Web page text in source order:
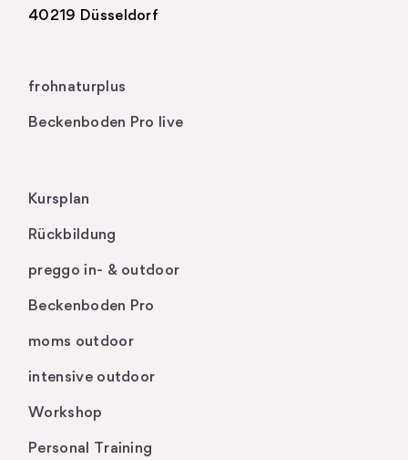
40219 Düsseldorf
frohnaturplus
Beckenboden Pro live
Kursplan
Rückbildung
preggo in- & outdoor
Beckenboden Pro
moms outdoor
intensive outdoor
Workshop
Personal Training